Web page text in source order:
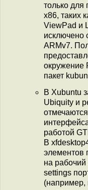
только для
x86, таких
ViewPad и
исключено
ARMv7.
окружение
пакет
В Xubuntu
Ubiquity и
работой
В
элементов
на рабочий
settings
(например,